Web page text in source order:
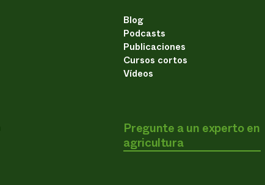
Blog
Podcasts
Publicaciones
Cursos cortos
Vídeos
Pregunte a un experto en
agricultura